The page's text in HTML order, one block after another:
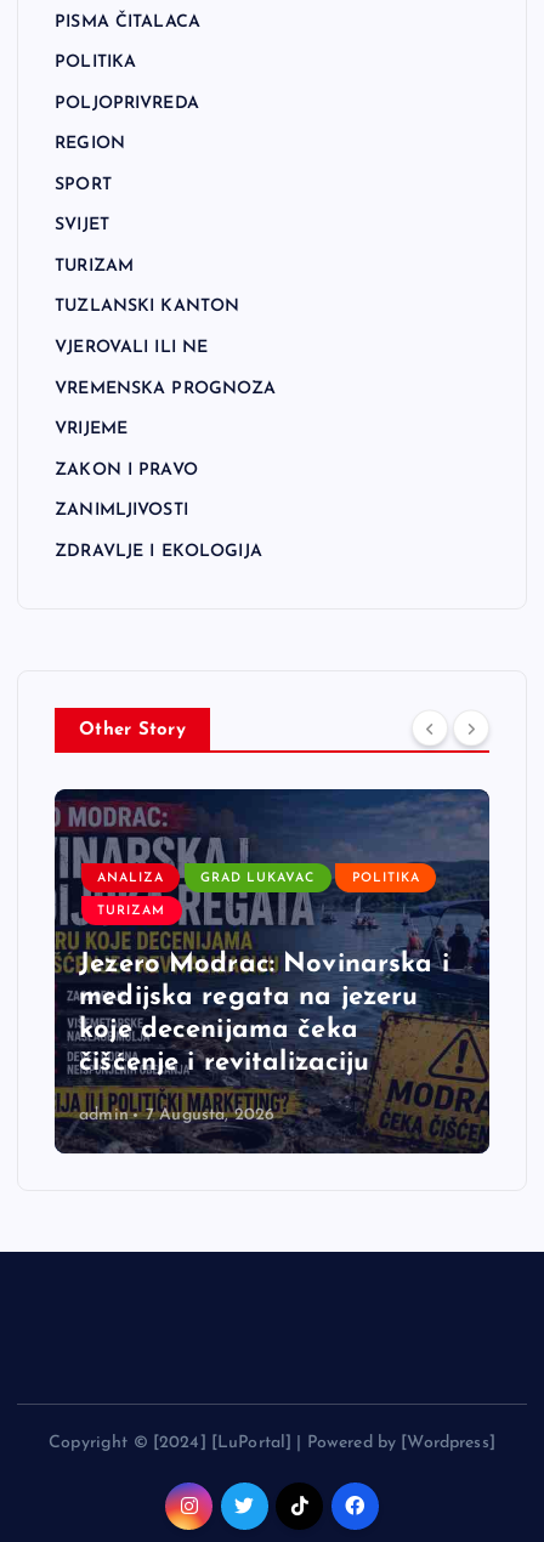
PISMA ČITALACA
POLITIKA
POLJOPRIVREDA
REGION
SPORT
SVIJET
TURIZAM
TUZLANSKI KANTON
VJEROVALI ILI NE
VREMENSKA PROGNOZA
VRIJEME
ZAKON I PRAVO
ZANIMLJIVOSTI
ZDRAVLJE I EKOLOGIJA
Other Story
ANALIZA GRAD LUKAVAC POLITIKA
TURIZAM
Jezero Modrac: Novinarska i
medijska regata na jezeru
koje decenijama čeka
čišćenje i revitalizaciju
admin 7 Augusta, 2026
Copyright © [2024] [LuPortal] | Powered by [Wordpress]